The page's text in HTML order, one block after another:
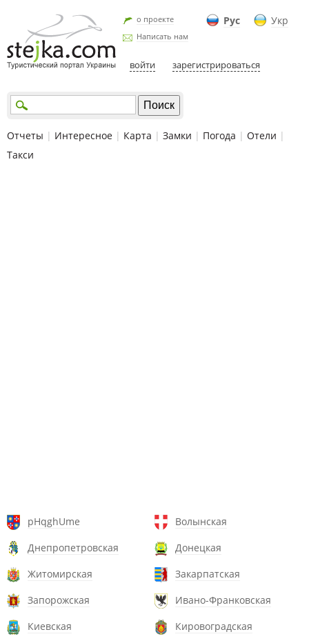
Рус Укр
о проекте
Написать нам
войти зарегистрироваться
Отчеты | Интересное | Карта | Замки | Погода | Отели |
Такси
pHqghUme
Волынская
Днепропетровская
Донецкая
Житомирская
Закарпатская
Запорожская
Ивано-Франковская
Киевская
Кировоградская